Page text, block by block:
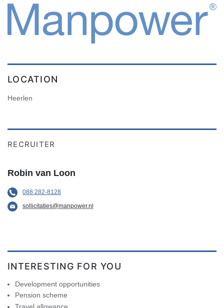
LOCATION
Heerlen
RECRUITER
Robin van Loon
088 282-8128
sollicitaties@manpower.nl
INTERESTING FOR YOU
Development opportunities
Pension scheme
Travel allowance